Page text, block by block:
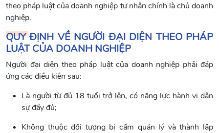
theo pháp luật của doanh nghiệp tư nhân chính là chủ doanh
nghiệp.
QUY ĐỊNH VỀ NGƯỜI ĐẠI DIỆN THEO PHÁP
LUẬT CỦA DOANH NGHIỆP
Người đại diện theo pháp luật của doanh nghiệp phải đáp
ứng các điều kiện sau:
Là người từ đủ 18 tuổi trở lên, có năng lực hành vi dân
sự đầy đủ;
Không thuộc đối tượng bị cấm quản lý và thành lập